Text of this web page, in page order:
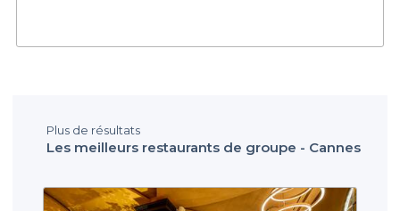
Plus de résultats
Les meilleurs restaurants de groupe - Cannes